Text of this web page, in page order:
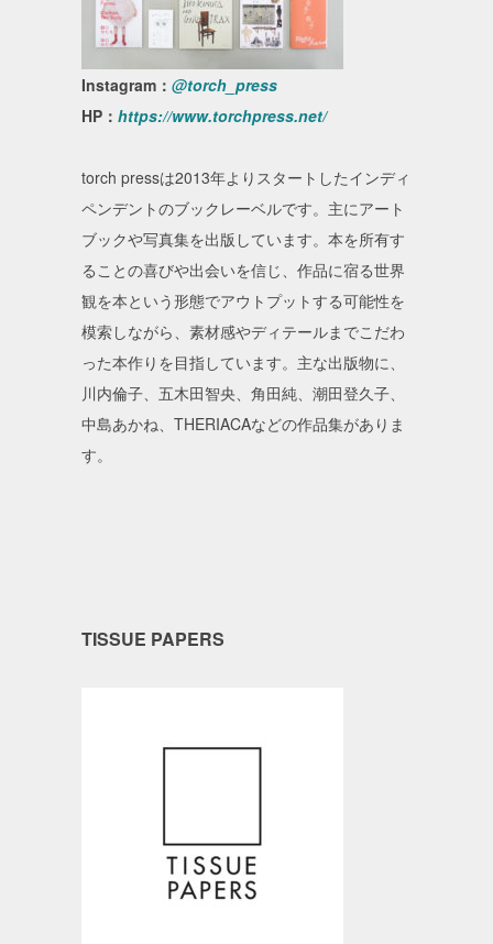
Instagram： @torch_press
HP： https://www.torchpress.net/
torch pressは2013年よりスタートしたインディ
ペンデントのブックレーベルです。主にアート
ブックや写真集を出版しています。本を所有す
ることの喜びや出会いを信じ、作品に宿る世界
観を本という形態でアウトプットする可能性を
模索しながら、素材感やディテールまでこだわ
った本作りを目指しています。主な出版物に、
川内倫子、五木田智央、角田純、潮田登久子、
中島あかね、THERIACAなどの作品集がありま
す。
TISSUE PAPERS